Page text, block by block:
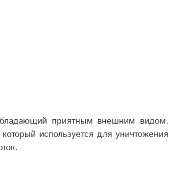
приятным внешним видом.
используется для уничтожения